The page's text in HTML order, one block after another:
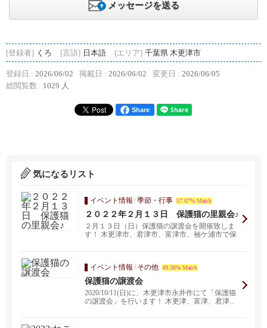
メッセージを送る
[登録者] くろ [言語] 日本語 [エリア] 千葉県 木更津市
登録日 : 2026/06/02 掲載日 : 2026/06/02 変更日 : 2026/06/05
総閲覧数 : 1029 人
Share
気になるリスト
イベント情報 /季節・行事 57.67% Match
２０２２年２月１３日 保護猫の里親会♪
２月１３日（日）保護猫の譲渡会を開催致しま
す！ 木更津市、君津市、富津市、袖ケ浦市で保
イベント情報 / その他 49.38% Match
保護猫の譲渡会
2020/10/11(日)に、木更津市永井作にて「保護猫
の譲渡会」を行います！ 木更津、富津、君津...